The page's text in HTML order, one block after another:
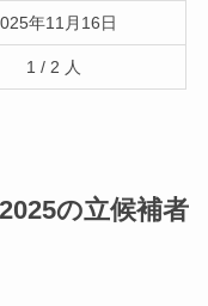
年11月16日
1 / 2 人
の立候補者